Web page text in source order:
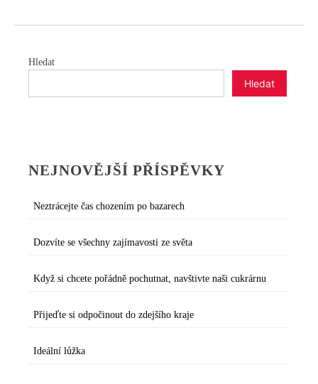
Hledat
Hledat
NEJNOVĚJŠÍ PŘÍSPĚVKY
Neztrácejte čas chozením po bazarech
Dozvíte se všechny zajímavosti ze světa
Když si chcete pořádně pochutnat, navštivte naši cukrárnu
Přijeďte si odpočinout do zdejšího kraje
Ideální lůžka